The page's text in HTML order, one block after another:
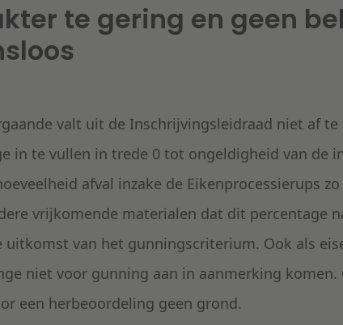
te gering en geen
valt uit de Inschrijvingsleidraad niet af
in te vullen in trede 0 tot ongeldigheid van de
afval inzake de Eikenprocessierups
vrijkomende materialen dat dit percentage
uitkomst van het gunningscriterium. Ook als
niet voor gunning aan in aanmerking komen.
een herbeoordeling geen grond.